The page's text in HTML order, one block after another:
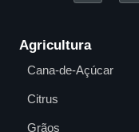
Agricultura
Cana-de-Açúcar
Citrus
Grãos